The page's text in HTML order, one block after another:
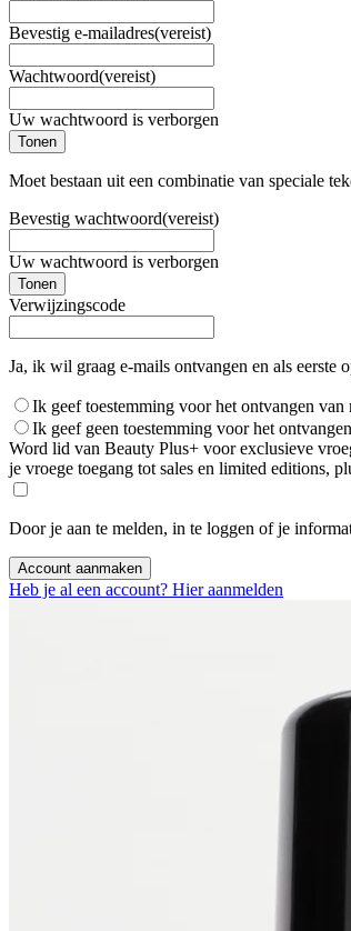
Bevestig e-mailadres(vereist)
Wachtwoord(vereist)
Uw wachtwoord is verborgen
Tonen
Moet bestaan uit een combinatie van speciale
Bevestig wachtwoord(vereist)
Uw wachtwoord is verborgen
Tonen
Verwijzingscode
Ja, ik wil graag e-mails ontvangen en als eerste
Ik geef toestemming voor het ontvangen van
Ik geef geen toestemming voor het
Word lid van Beauty Plus+ voor exclusieve
je vroege toegang tot sales en limited editions,
Door je aan te melden, in te loggen of je
Account aanmaken
Heb je al een account? Hier aanmelden